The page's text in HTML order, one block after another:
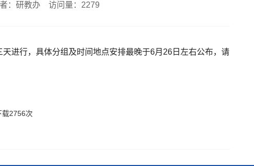
研教办 访问量： 2279
进行，具体分组及时间地点安排最晚于6月26日左右公布，请
载2756次